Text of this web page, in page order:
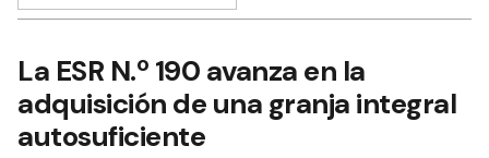
La ESR N.º 190 avanza en la
adquisición de una granja integral
autosuficiente